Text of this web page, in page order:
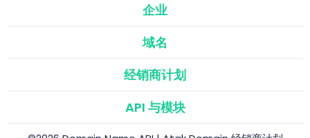
企业
域名
经销商计划
API 与模块